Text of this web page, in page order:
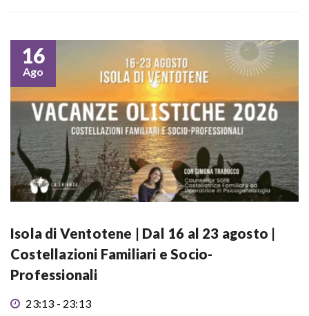
16
Ago
Isola di Ventotene | Dal 16 al 23 agosto |
Costellazioni Familiari e Socio-
Professionali
23:13 - 23:13